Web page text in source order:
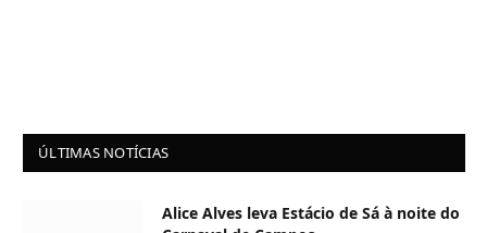
ÚLTIMAS NOTÍCIAS
Alice Alves leva Estácio de Sá à noite do